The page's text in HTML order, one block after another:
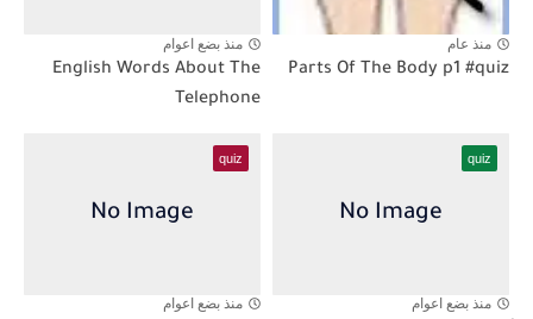
منذ عام
Parts Of The Body p1 #quiz
منذ بضع اعوام
English Words About The
Telephone
quiz
منذ بضع اعوام
quiz
منذ بضع اعوام